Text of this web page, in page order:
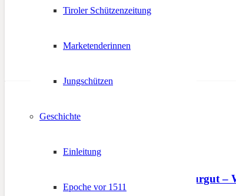
Tiroler Schützenzeitung
Marketenderinnen
Jungschützen
Geschichte
Einleitung
Epoche vor 1511
Ortsnamen sind Kulturgut –